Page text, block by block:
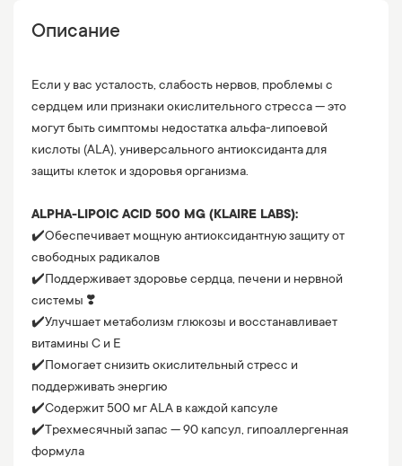
Описание
Если у вас усталость, слабость нервов, проблемы с
сердцем или признаки окислительного стресса — это
могут быть симптомы недостатка альфа-липоевой
кислоты (ALA), универсального антиоксиданта для
защиты клеток и здоровья организма.
ALPHA-LIPOIC ACID 500 MG (KLAIRE LABS):
✔️Обеспечивает мощную антиоксидантную защиту от
свободных радикалов
✔️Поддерживает здоровье сердца, печени и нервной
системы ❣️
✔️Улучшает метаболизм глюкозы и восстанавливает
витамины C и E
✔️Помогает снизить окислительный стресс и
поддерживать энергию
✔️Содержит 500 мг ALA в каждой капсуле
✔️Трехмесячный запас — 90 капсул, гипоаллергенная
формула